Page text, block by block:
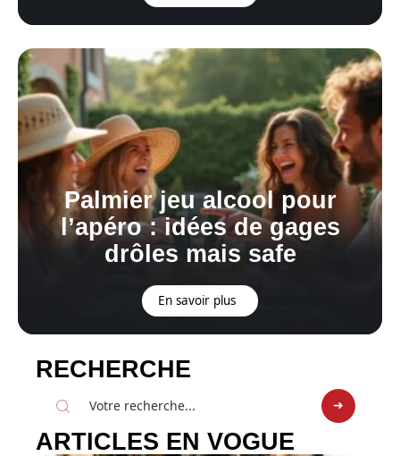
Palmier jeu alcool pour
l’apéro : idées de gages
drôles mais safe
En savoir plus
RECHERCHE
ARTICLES EN VOGUE